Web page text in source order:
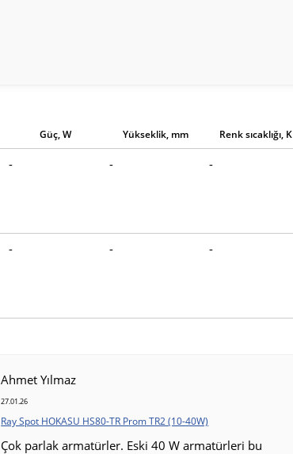
Güç, W Yükseklik, mm Renk sıcaklığı, K
- - -
- - -
Ahmet Yılmaz
27.01.26
Ray Spot HOKASU HS80-TR Prom TR2 (10-40W)
Çok parlak armatürler. Eski 40 W armatürleri bu